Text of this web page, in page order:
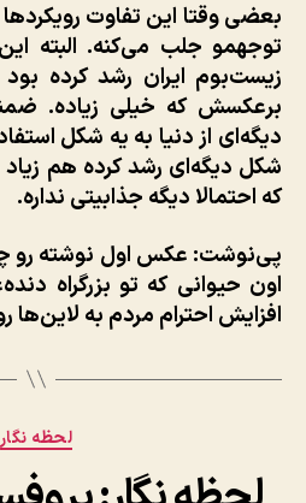
بعضی وقتا این تفاوت
توجهمو جلب می‌کنه. البته
زیست‌بوم ایران رشد کرده
برعکسش که خیلی زیاده.
دیگه‌ای از دنیا به یه شکل
شکل دیگه‌ای رشد کرده هم زیاد
که احتمالا دیگه جذابیتی نداره.
پی‌نوشت: عکس اول نوشته رو
اون حیوانی که تو بزرگراه
افزایش احترام مردم به لاین‌ها
لحظه نگار